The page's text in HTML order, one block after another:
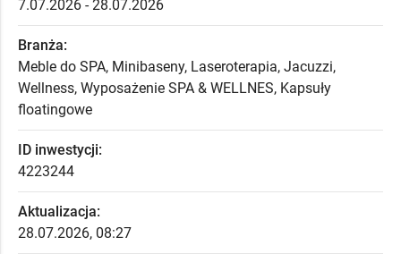
7.07.2026 - 28.07.2026
Branża:
Meble do SPA, Minibaseny, Laseroterapia, Jacuzzi,
Wellness, Wyposażenie SPA & WELLNES, Kapsuły
floatingowe
ID inwestycji:
4223244
Aktualizacja:
28.07.2026, 08:27